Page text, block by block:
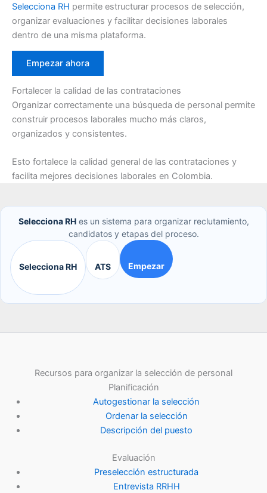
Selecciona RH permite estructurar procesos de selección,
organizar evaluaciones y facilitar decisiones laborales
dentro de una misma plataforma.
Empezar ahora
Fortalecer la calidad de las contrataciones
Organizar correctamente una búsqueda de personal permite
construir procesos laborales mucho más claros,
organizados y consistentes.
Esto fortalece la calidad general de las contrataciones y
facilita mejores decisiones laborales en Colombia.
Selecciona RHes un sistema para organizar reclutamiento,
candidatos y etapas del proceso.
Selecciona RH ATS Empezar
Recursos para organizar la selección de personal
Planificación
Autogestionar la selección
Ordenar la selección
Descripción del puesto
Evaluación
Preselección estructurada
Entrevista RRHH